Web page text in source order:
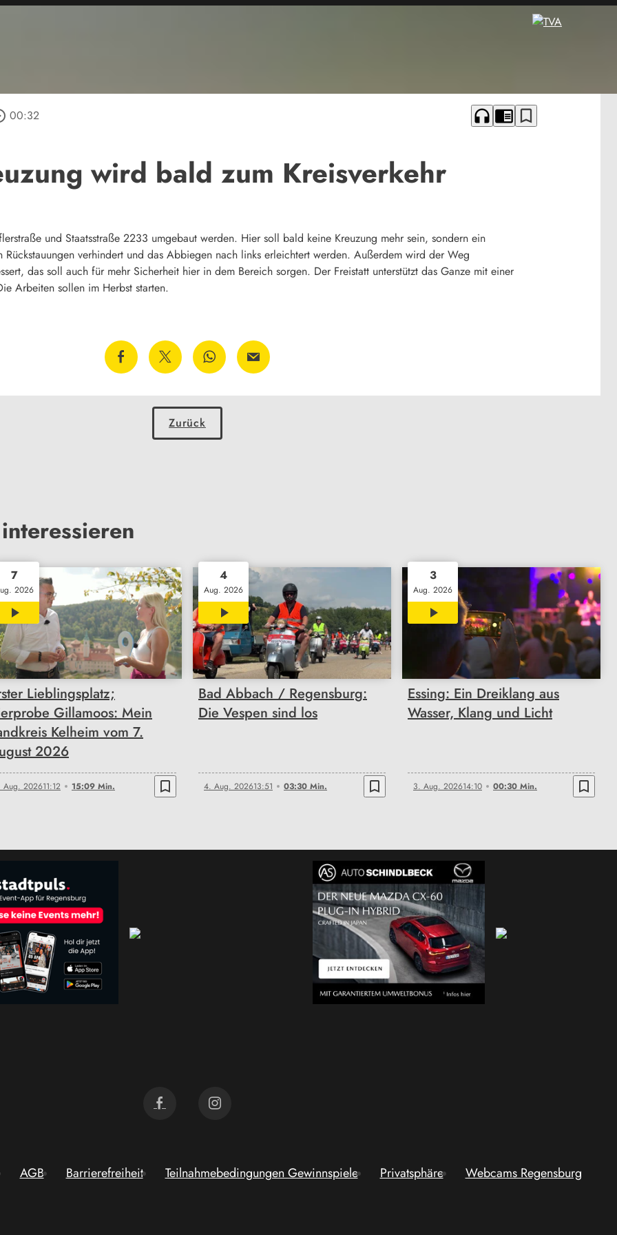
00:32 headphones chrome_reader_mode bookmark_border
wird bald zum Kreisverkehr
und Staatsstraße 2233 umgebaut werden. Hier soll bald keine Kreuzung mehr sein, sondern ein
Rückstauungen verhindert und das Abbiegen nach links erleichtert werden. Außerdem wird der Weg
das soll auch für mehr Sicherheit hier in dem Bereich sorgen. Der Freistatt unterstützt das Ganze mit einer
Arbeiten sollen im Herbst starten.
Zurück
7
2026
15:09
Lieblingsplatz;
Gillamoos: Mein
Kelheim vom 7.
2026
Aug. 202611:12 15:09 Min. bookmark_border
4
Aug. 2026
03:30
Bad Abbach / Regensburg:
Die Vespen sind los
4. Aug. 202613:51 03:30 Min. bookmark_border
3
Aug. 2026
Essing: Ein Dreiklang aus
Wasser, Klang und Licht
3. Aug. 202614:10 00:30 Min. bookmark_border
AGB Barrierefreiheit Teilnahmebedingungen Gewinnspiele Privatsphäre Webcams Regensburg